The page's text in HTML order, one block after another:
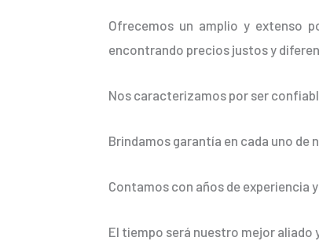
Ofrecemos un amplio y extenso
encontrando precios justos y
Nos caracterizamos por ser
Brindamos garantía en cada uno de
Contamos con años de experiencia
El tiempo será nuestro mejor aliado